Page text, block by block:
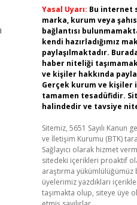
Yasal Uyarı: Bu internet
marka, kurum veya
bağlantısı
kendi hazırladığımız
paylaşılmaktadır.
haber niteliği
ve kişiler hakkında
Gerçek kurum ve
tamamen tesadüfidir.
halindedir ve tavsiye
Sitemiz, 5651 Sayılı Kanun
ve İletişim Kurumu (BTK)
Sağlayıcı olarak hizmet
sitedeki içerikleri proaktif
araştırma yükümlülüğümüz
üyelerimiz yazdıkları
taşımakta olup, siteye üye